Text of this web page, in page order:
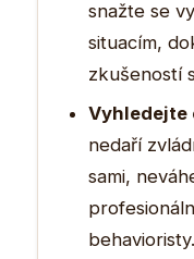
snažte se
situacím,
zkušeností
Vyhledejte
nedaří
sami,
behavioristy.